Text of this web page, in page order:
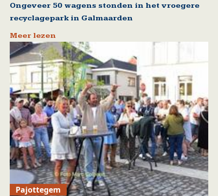
Ongeveer 50 wagens stonden in het vroegere
recyclagepark in Galmaarden
Meer lezen
Pajottegem